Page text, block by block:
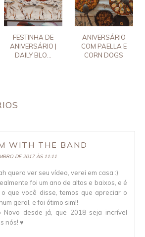
FESTINHA DE
ANIVERSÁRIO |
DAILY BLO...
ANIVERSÁRIO
COM PAELLA E
CORN DOGS
WITH THE BAND
DE 2017 ÀS 11:11
quero ver seu vídeo, verei em casa :)
foi um ano de altos e baixos, e é
o que você disse, temos que apreciar o
geral, e foi ótimo sim!!
Novo desde já, que 2018 seja incrível
nós! ♥